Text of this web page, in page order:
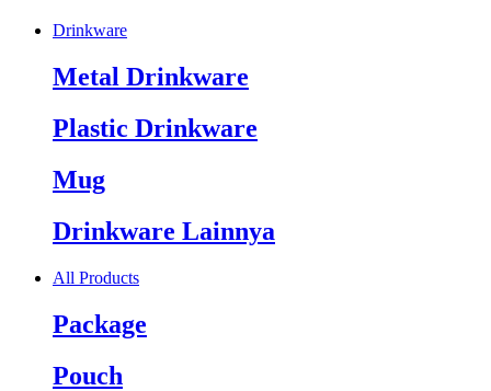
Drinkware
Metal Drinkware
Plastic Drinkware
Mug
Drinkware Lainnya
All Products
Package
Pouch